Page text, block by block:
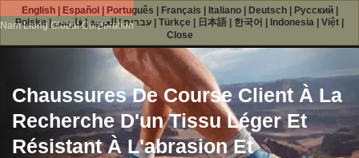
Nam Liong Global Corporation
Chaussures De Course Client À La
Recherche D'un Tissu Léger Et
Résistant À L'abrasion Et
English| Español Português Français Italiano| Deutsch| Русский|
Polska| עברית|العربية|فارسی Türkçe 日本語 한국어 Indonesia Việt
Close